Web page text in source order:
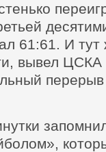
61:61. И
вывел